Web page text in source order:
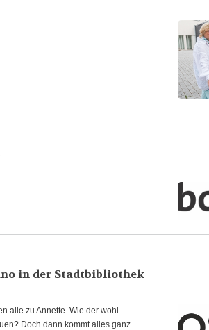
in der Stadtbibliothek
alle zu Annette. Wie der wohl
Doch dann kommt alles ganz